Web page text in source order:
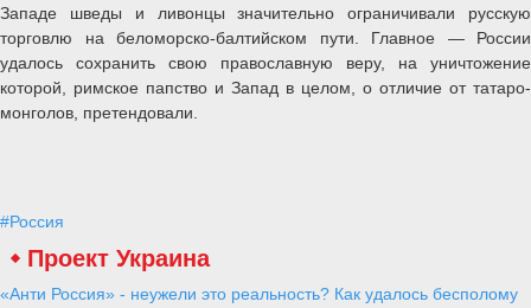
Западе шведы и ливонцы значительно ограничивали русскую
торговлю на беломорско-балтийском пути. Главное — России
удалось сохранить свою православную веру, на уничтожение
которой, римское папство и Запад в целом, о отличие от татаро-
монголов, претендовали.
#Россия
Проект Украина
«Анти Россия» - неужели это реальность? Как удалось бесполому